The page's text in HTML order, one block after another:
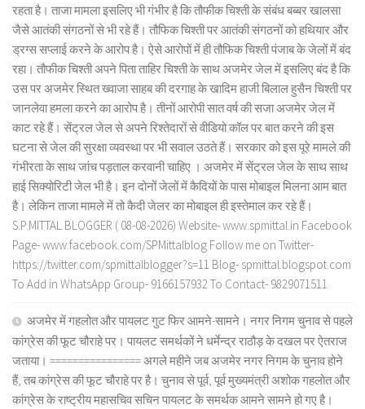
रहता है। ताजा मामला इसलिए भी गंभीर है कि तौफीक चिश्ती के संबंध बब्बर खालसा
जैसे आतंकी संगठनों से भी रहे हैं। तौफिक चिश्ती पर आतंकी संगठनों को हथियार और
ड्रग्स सप्लाई करने के आरोप है। ऐसे आरोपों में ही तौफिक चिश्ती पंजाब के जेलों में बंद
रहा। तौफीक चिश्ती अपने पिता ताहिर चिश्ती के साथ अजमेर जेल में इसलिए बंद है कि
उस पर अजमेर स्थित ख्वाजा साहब की दरगाह के खादिम हाजी बिलाल हुसैन चिश्ती पर
जानलेवा हमला करने का आरोप है। तीनों आरोपी सात वर्ष की सजा अजमेर जेल में
काट रहे हैं। सेंट्रल जेल से अपने रिश्तेदारों से वीडियो कॉल पर बात करने की इस
घटना से जेल की सुरक्षा व्यवस्था पर भी सवाल उठते हैं। सरकार को इस पूरे मामले की
गंभीरता के साथ जांच पड़ताल करवानी चाहिए । अजमेर में सेंट्रल जेल के साथ साथ
हाई सिक्योरिटी जेल भी है। इन दोनों जेलों में कैदियों के पास मोबाइल मिलना आम बात
है। लेकिन ताजा मामले में तो कैदी जेलर का मोबाइल ही इस्तेमाल कर रहे हैं।
S.P.MITTAL BLOGGER ( 08-08-2026) Website- www.spmittal.in Facebook
Page- www.facebook.com/SPMittalblog Follow me on Twitter-
https://twitter.com/spmittalblogger?s=11 Blog- spmittal.blogspot.com
To Add in WhatsApp Group- 9166157932 To Contact- 9829071511
अजमेर में गहलोत और पायलट गुट फिर आमने-सामने। नगर निगम चुनाव से पहले
कांग्रेस की फूट चौराहे पर। पायलट समर्थकों ने धर्मेन्द्र राठौड़ के दखल पर ऐतराज
जताया। ================ अगले महीने जब अजमेर नगर निगम के चुनाव होने
हैं, तब कांग्रेस की फूट चौराहे पर है। चुनाव से पूर्व, पूर्व मुख्यमंत्री अशोक गहलोत और
कांग्रेस के राष्ट्रीय महासचिव सचिन पायलट के समर्थक आमने सामने हो गए है।